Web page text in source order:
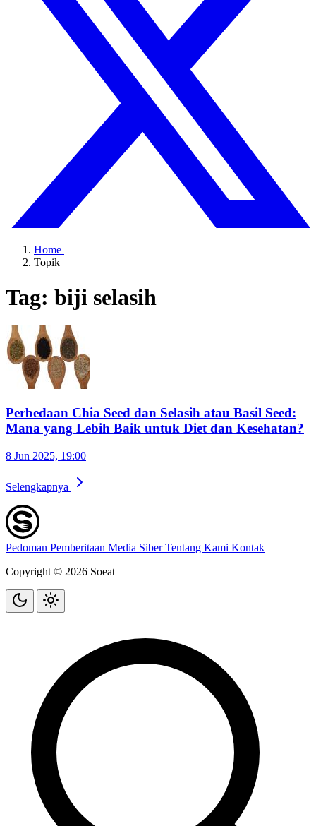
Home
Topik
Tag: biji selasih
Perbedaan Chia Seed dan Selasih atau Basil Seed:
Mana yang Lebih Baik untuk Diet dan Kesehatan?
8 Jun 2025, 19:00
Selengkapnya
Pedoman Pemberitaan Media SiberTentang Kami Kontak
Copyright © 2026 Soeat